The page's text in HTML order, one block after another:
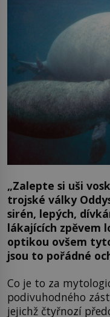
„Zalepte si uši
trojské války
sirén, lepých,
lákajících zpěvem
optikou ovšem
jsou to pořádné
Co je to za
podivuhodného
jejichž čtyřnozí